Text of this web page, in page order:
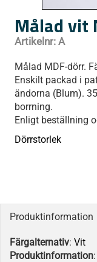
Målad vit
Artikelnr: A
Målad MDF-dörr.
Enskilt packad i
ändorna (Blum).
borrning.
Enligt beställning
Dörrstorlek
Produktinformation
Färgalternativ: Vit
Produktinformation: